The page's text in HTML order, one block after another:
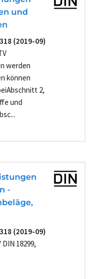
und
(2019-09)
werden
können
2,
und
-
(2019-09)
18299,